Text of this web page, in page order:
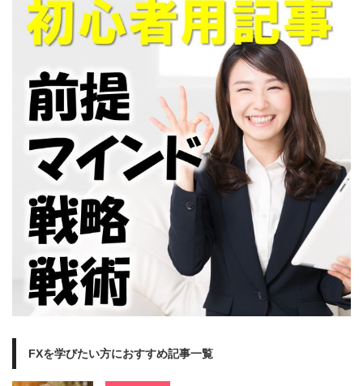
FXを学びたい方におすすめ記事一覧